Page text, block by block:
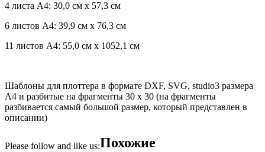
4 листа А4: 30,0 см х 57,3 см
6 листов А4: 39,9 см х 76,3 см
11 листов А4: 55,0 см х 1052,1 см
Шаблоны для плоттера в формате DXF, SVG, studio3 размера
А4 и разбитые на фрагменты 30 х 30 (на фрагменты
разбивается самый большой размер, который представлен в
описании)
Please follow and like us:Похожие